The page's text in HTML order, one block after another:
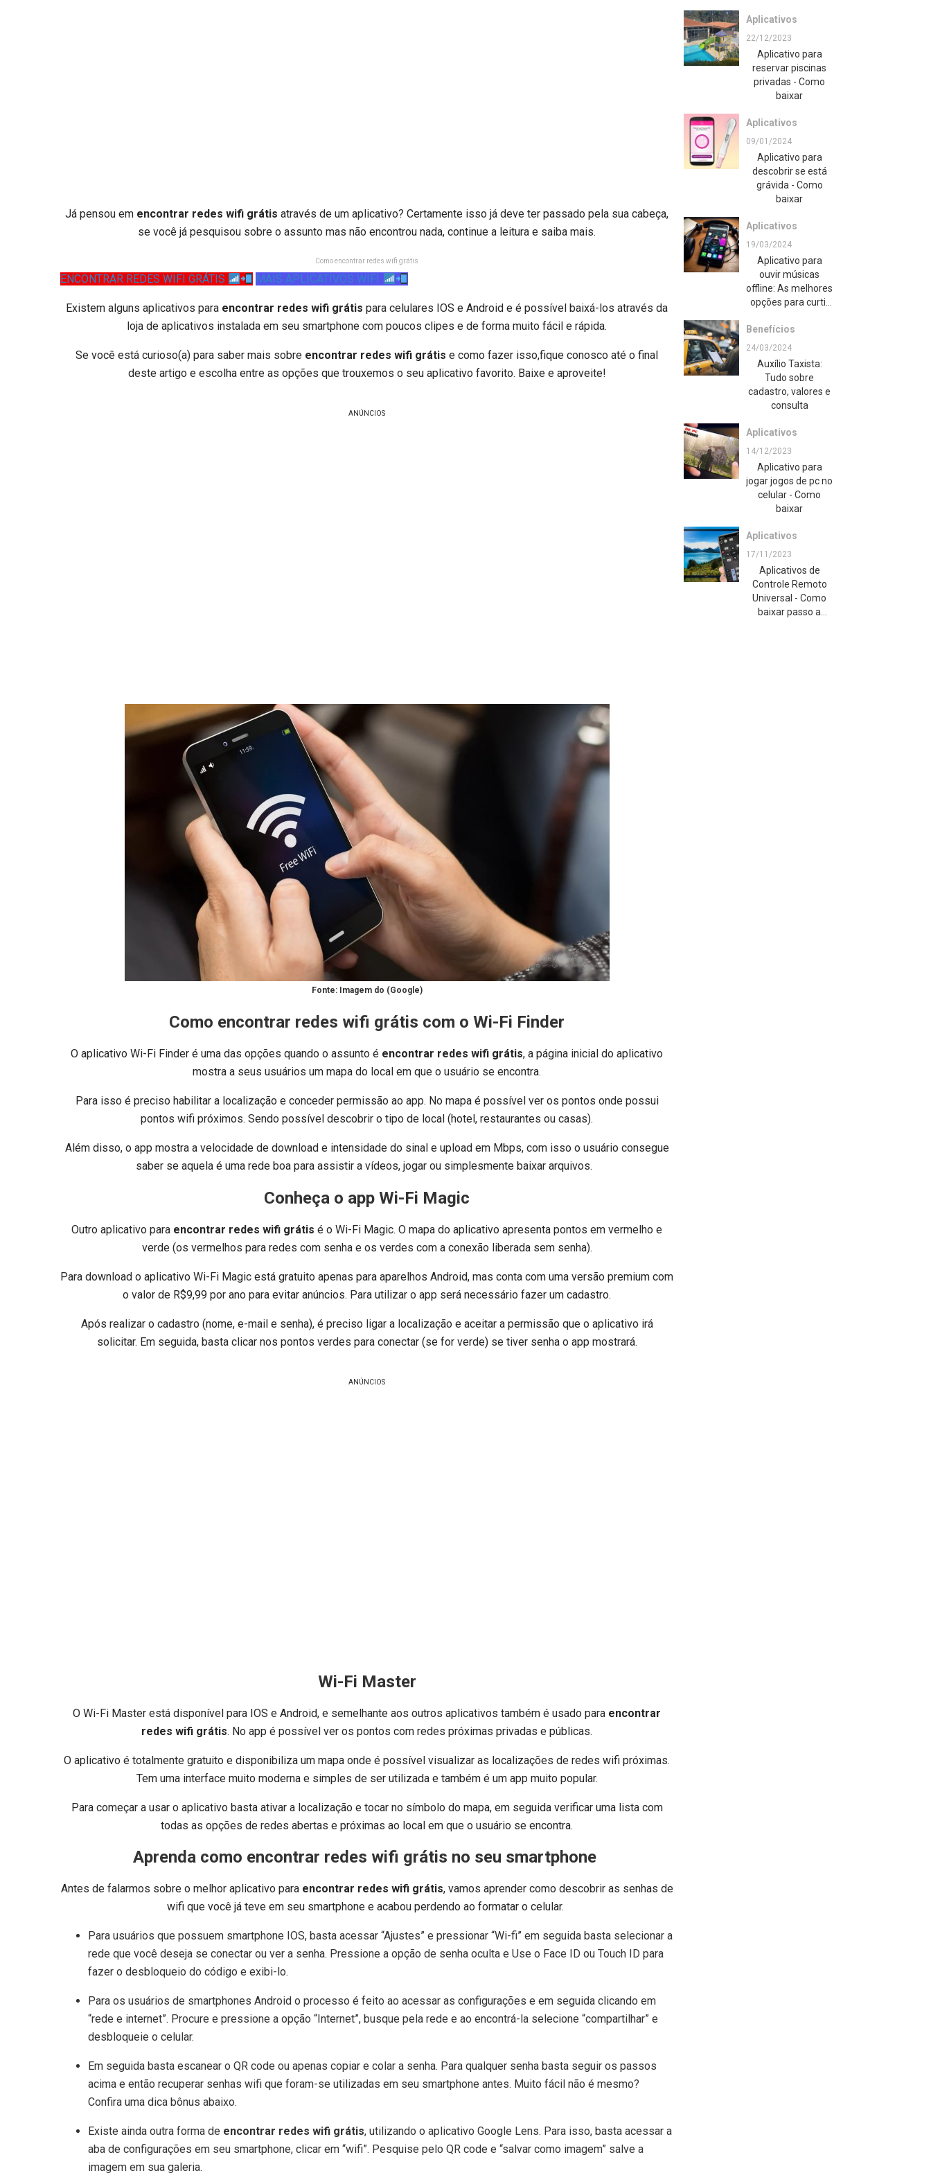
Já pensou em encontrar redes wifi grátis através de um aplicativo? Certamente isso já deve ter passado pela sua cabeça,
se você já pesquisou sobre o assunto mas não encontrou nada, continue a leitura e saiba mais.
Como encontrar redes wifi grátis
ENCONTRAR REDES WIFI GRÁTIS MAIS APLICATIVOS WIFI
Existem alguns aplicativos para encontrar redes wifi grátis para celulares IOS e Android e é possível baixá-los através da
loja de aplicativos instalada em seu smartphone com poucos clipes e de forma muito fácil e rápida.
Se você está curioso(a) para saber mais sobre encontrar redes wifi grátis e como fazer isso,fique conosco até o final
deste artigo e escolha entre as opções que trouxemos o seu aplicativo favorito. Baixe e aproveite!
ANÚNCIOS
Fonte: Imagem do (Google)
Como encontrar redes wifi grátis com o Wi-Fi Finder
O aplicativo Wi-Fi Finder é uma das opções quando o assunto é encontrar redes wifi grátis, a página inicial do aplicativo
mostra a seus usuários um mapa do local em que o usuário se encontra.
Para isso é preciso habilitar a localização e conceder permissão ao app. No mapa é possível ver os pontos onde possui
pontos wifi próximos. Sendo possível descobrir o tipo de local (hotel, restaurantes ou casas).
Além disso, o app mostra a velocidade de download e intensidade do sinal e upload em Mbps, com isso o usuário consegue
saber se aquela é uma rede boa para assistir a vídeos, jogar ou simplesmente baixar arquivos.
Conheça o app Wi-Fi Magic
Outro aplicativo para encontrar redes wifi grátis é o Wi-Fi Magic. O mapa do aplicativo apresenta pontos em vermelho e
verde (os vermelhos para redes com senha e os verdes com a conexão liberada sem senha).
Para download o aplicativo Wi-Fi Magic está gratuito apenas para aparelhos Android, mas conta com uma versão premium com
o valor de R$9,99 por ano para evitar anúncios. Para utilizar o app será necessário fazer um cadastro.
Após realizar o cadastro (nome, e-mail e senha), é preciso ligar a localização e aceitar a permissão que o aplicativo irá
solicitar. Em seguida, basta clicar nos pontos verdes para conectar (se for verde) se tiver senha o app mostrará.
ANÚNCIOS
Wi-Fi Master
O Wi-Fi Master está disponível para IOS e Android, e semelhante aos outros aplicativos também é usado para encontrar
redes wifi grátis. No app é possível ver os pontos com redes próximas privadas e públicas.
O aplicativo é totalmente gratuito e disponibiliza um mapa onde é possível visualizar as localizações de redes wifi próximas.
Tem uma interface muito moderna e simples de ser utilizada e também é um app muito popular.
Para começar a usar o aplicativo basta ativar a localização e tocar no símbolo do mapa, em seguida verificar uma lista com
todas as opções de redes abertas e próximas ao local em que o usuário se encontra.
Aprenda como encontrar redes wifi grátis no seu smartphone
Antes de falarmos sobre o melhor aplicativo para encontrar redes wifi grátis, vamos aprender como descobrir as senhas de
wifi que você já teve em seu smartphone e acabou perdendo ao formatar o celular.
Para usuários que possuem smartphone IOS, basta acessar “Ajustes” e pressionar “Wi-fi” em seguida basta selecionar a
rede que você deseja se conectar ou ver a senha. Pressione a opção de senha oculta e Use o Face ID ou Touch ID para
fazer o desbloqueio do código e exibi-lo.
Para os usuários de smartphones Android o processo é feito ao acessar as configurações e em seguida clicando em
“rede e internet”. Procure e pressione a opção “Internet”, busque pela rede e ao encontrá-la selecione “compartilhar” e
desbloqueie o celular.
Em seguida basta escanear o QR code ou apenas copiar e colar a senha. Para qualquer senha basta seguir os passos
acima e então recuperar senhas wifi que foram-se utilizadas em seu smartphone antes. Muito fácil não é mesmo?
Confira uma dica bônus abaixo.
Existe ainda outra forma de encontrar redes wifi grátis, utilizando o aplicativo Google Lens. Para isso, basta acessar a
aba de configurações em seu smartphone, clicar em “wifi”. Pesquise pelo QR code e “salvar como imagem” salve a
imagem em sua galeria.
Aplicativos
22/12/2023
Aplicativo para
reservar piscinas
privadas - Como
baixar
Aplicativos
09/01/2024
Aplicativo para
descobrir se está
grávida - Como
baixar
Aplicativos
19/03/2024
Aplicativo para
ouvir músicas
offline: As melhores
opções para curtir
internet
Benefícios
24/03/2024
Auxílio Taxista:
Tudo sobre
cadastro, valores e
consulta
Aplicativos
14/12/2023
Aplicativo para
jogar jogos de pc no
celular - Como
baixar
Aplicativos
17/11/2023
Aplicativos de
Controle Remoto
Universal - Como
baixar passo a